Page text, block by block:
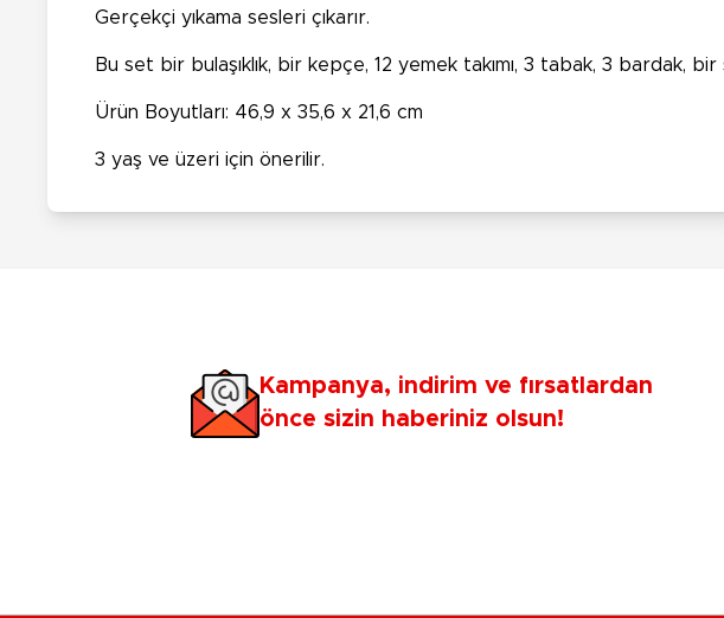
Gerçekçi yıkama sesleri çıkarır.
Bu set bir bulaşıklık, bir kepçe, 12 yemek takımı, 3 tabak, 3 bardak,
Ürün Boyutları: 46,9 x 35,6 x 21,6 cm
3 yaş ve üzeri için önerilir.
Kampanya, indirim ve fırsatlardan
önce sizin haberiniz olsun!